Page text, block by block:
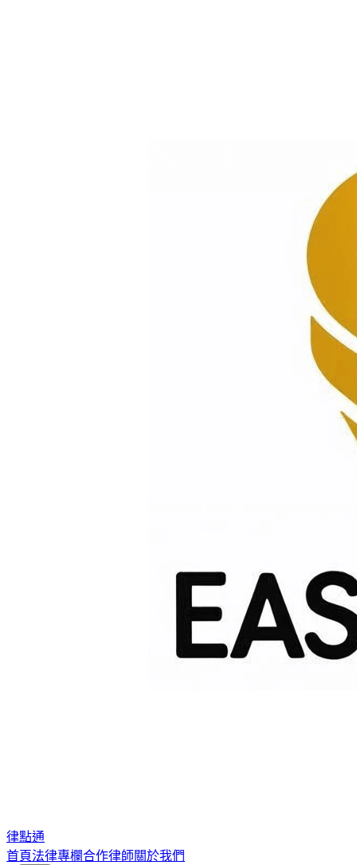
律點通
首頁法律專欄合作律師關於我們